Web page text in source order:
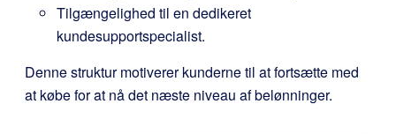
Tilgængelighed til en dedikeret
kundesupportspecialist.
Denne struktur motiverer kunderne til at fortsætte med
at købe for at nå det næste niveau af belønninger.